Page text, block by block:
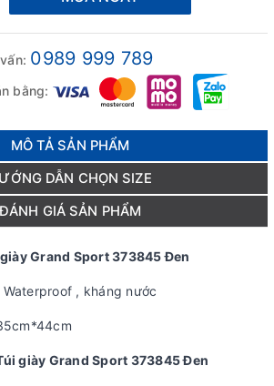
0989 999 789
bằng:
MÔ TẢ SẢN PHẨM
DẪN CHỌN SIZE
GIÁ SẢN PHẨM
Grand Sport 373845 Đen
, kháng nước
giày Grand Sport 373845 Đen